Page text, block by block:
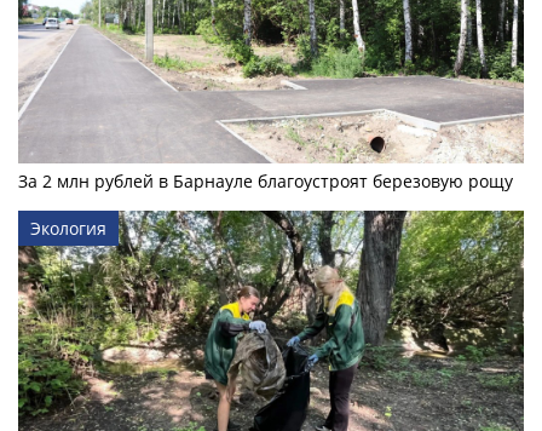
За 2 млн рублей в Барнауле благоустроят березовую рощу
Экология